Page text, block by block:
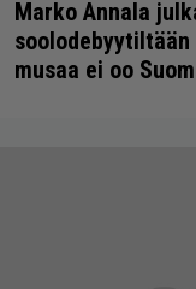
Marko Annala
musaa ei oo